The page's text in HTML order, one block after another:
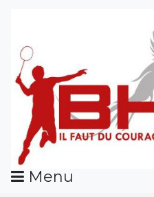
Content
Menu